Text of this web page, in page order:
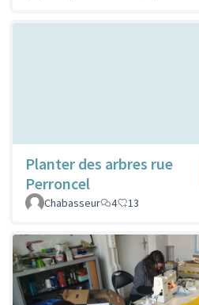
Planter des arbres rue
Perroncel
Chabasseur
4 13